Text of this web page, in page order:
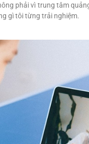
phải vì trung tâm
gì tôi từng trải nghiệm.